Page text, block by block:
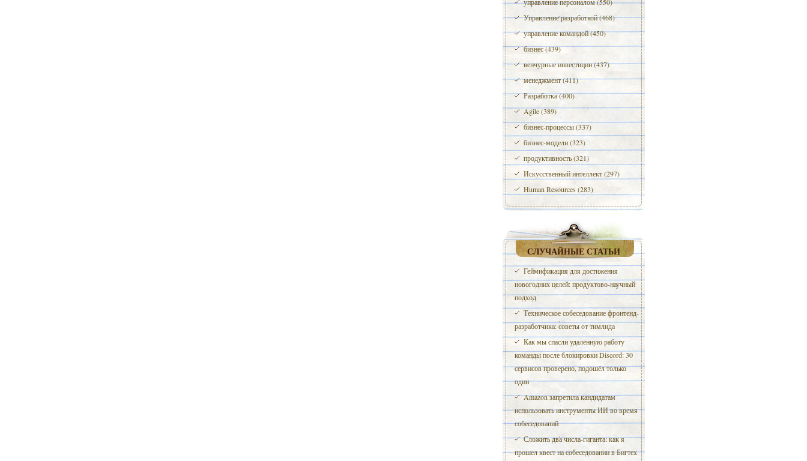
Управление разработкой (468)
управление командой (450)
бизнес (439)
венчурные инвестиции (437)
менеджмент (411)
Разработка (400)
Agile (389)
бизнес-процессы (337)
бизнес-модели (323)
продуктивность (321)
Искусственный интеллект (297)
Human Resources (283)
СЛУЧАЙНЫЕ СТАТЬИ
Геймификация для достижения
новогодних целей: продуктово-научный
подход
Техническое собеседование фронтенд-
разработчика: советы от тимлида
Как мы спасли удалённую работу
команды после блокировки Discord: 30
сервисов проверено, подошёл только
один
Amazon запретила кандидатам
использовать инструменты ИИ во время
собеседований
Сложить два числа-гиганта: как я
прошел квест на собеседовании в Бигтех